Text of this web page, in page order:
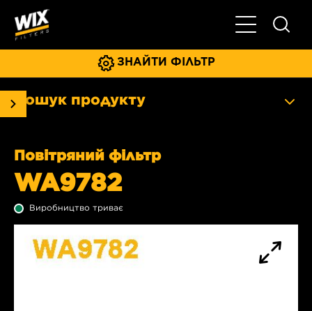
Увімкнути/
ЗНАЙТИ ФІЛЬТР
Пошук продукту
Повітряний фільтр
WA9782
Виробництво триває